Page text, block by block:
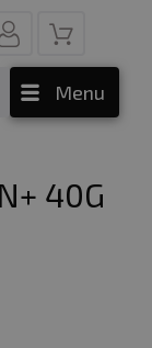
Menu
40G